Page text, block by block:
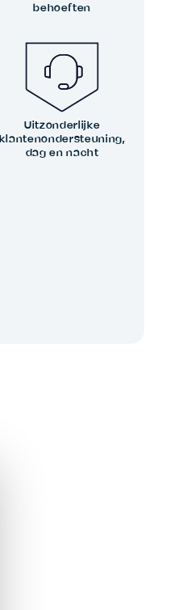
behoeften
Uitzonderlijke
klantenondersteuning,
dag en nacht